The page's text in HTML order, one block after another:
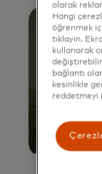
olarak
Hangi
öğrenmek
tıklayın.
kullanarak
bağlantı
kesinlikle
reddetmeyi